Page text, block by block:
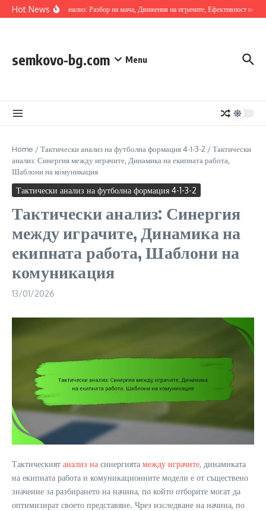
Skip to content
Hot News
Тактически анализ: Разбор на мача, Движения на играчите, Ефективност на
semkovo-bg.com Menu
Home /Тактически анализ на футболна формация 4-1-3-2 /Тактически
анализ: Синергия между играчите, Динамика на екипната работа,
Шаблони на комуникация
Тактически анализ на футболна формация 4-1-3-2
Тактически анализ: Синергия
между играчите, Динамика на
екипната работа, Шаблони на
комуникация
13/01/2026
Тактическият анализ на синергията между играчите, динамиката
на екипната работа и комуникационните модели е от съществено
значение за разбирането на начина, по който отборите могат да
оптимизират своето представяне. Чрез изследване на начина, по